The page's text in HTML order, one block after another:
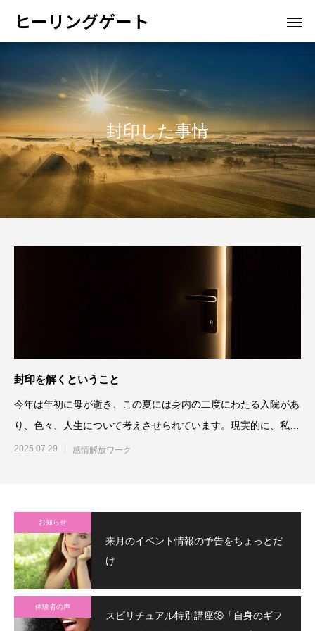
ヒーリングゲート
封印した事情
封印を解くということ
今年は年初に母が逝き、この夏には身内の二度にわたる入院があ
り、色々、人生について考えさせられています。現実的に、私自
身も既に人生
2025.07.29 感情解放ワーク
お知らせ
来月のイベント情報の予告をちょっとだ
け
体験者の声
スピリチュアル特別講座⑱「自身のギフ